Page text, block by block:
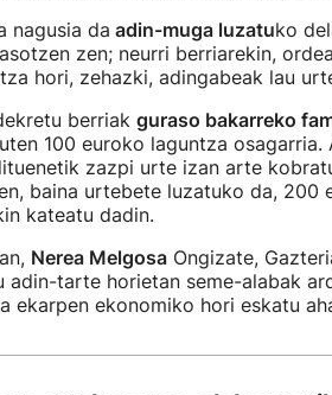
nagusia da adin-muga luzatuko
zen; neurri berriarekin,
hori, zehazki, adingabeak lau
berriak guraso bakarreko
100 euroko laguntza
zazpi urte izan arte
baina urtebete luzatuko da, 200
kateatu dadin.
Nerea MelgosaOngizate,
adin-tarte horietan seme-alabak
ekarpen ekonomiko hori eskatu